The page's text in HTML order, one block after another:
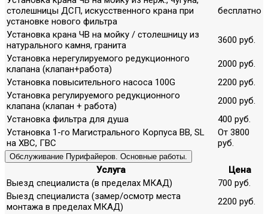
столешницы ДСП, искусственного крана при
установке нового фильтра
бесплатно
Установка крана ЧВ на мойку / столешницу из
натурального камня, гранита
3600 руб.
Установка нерегулируемого редукционного
клапана (клапан+работа)
2000 руб.
Установка повысительного насоса 100G
2200 руб.
Установка регулируемого редукционного
клапана (клапан + работа)
2000 руб.
Установка фильтра для душа
400 руб.
Установка 1-го Магистрального Корпуса ВВ, SL
на ХВС, ГВС
От 3800
руб.
Обслуживание Пурифайеров. Основные работы.
Услуга
Цена
Выезд специалиста (в пределах МКАД)
700 руб.
Выезд специалиста (замер/осмотр места
монтажа в пределах МКАД)
2200 руб.